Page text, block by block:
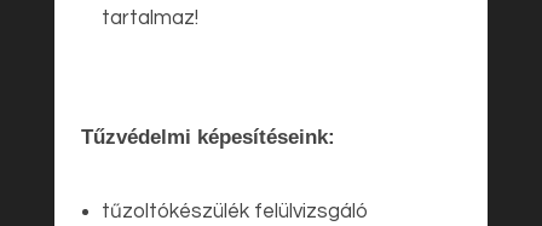
tartalmaz!
Tűzvédelmi képesítéseink:
tűzoltókészülék felülvizsgáló